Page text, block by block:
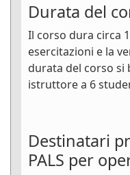
Durata del
Il corso dura circa
esercitazioni e la
durata del corso si
istruttore a 6
Destinatari
PALS per